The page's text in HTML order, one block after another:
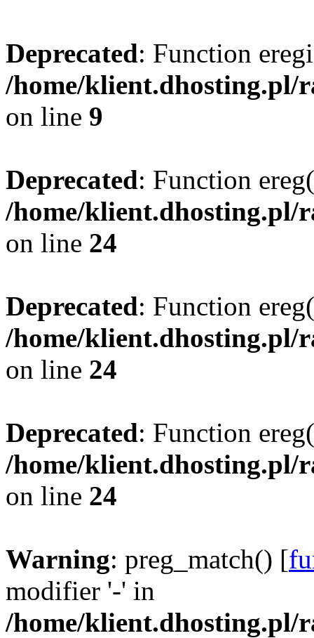
Deprecated: Function
/home/klient.dhosting.pl/
on line 9
Deprecated: Function
/home/klient.dhosting.pl/
on line 24
Deprecated: Function
/home/klient.dhosting.pl/
on line 24
Deprecated: Function
/home/klient.dhosting.pl/
on line 24
Warning: preg_match() [
modifier '-' in
/home/klient.dhosting.pl/